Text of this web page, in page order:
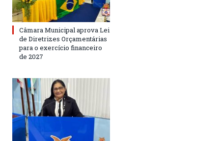
Câmara Municipal aprova Lei
de Diretrizes Orçamentárias
para o exercício financeiro
de 2027